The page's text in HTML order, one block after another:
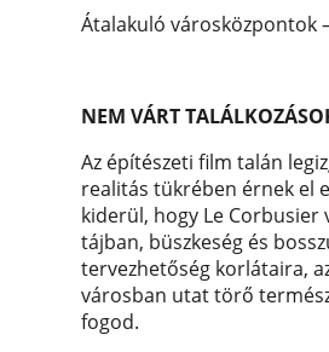
Átalakuló városközpontok
NEM VÁRT
Az építészeti film talán
realitás tükrében érnek el
kiderül, hogy Le Corbusier
tájban, büszkeség és
tervezhetőség korlátaira,
városban utat törő
fogod.